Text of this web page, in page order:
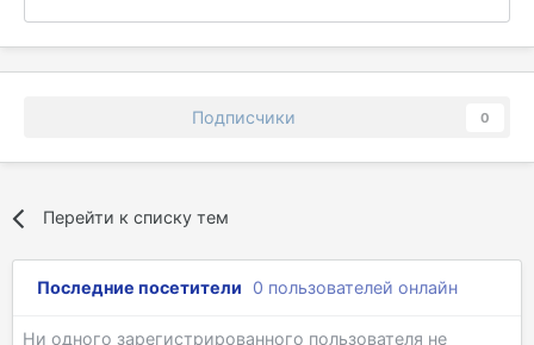
Подписчики 0
Перейти к списку тем
Последние посетители 0 пользователей онлайн
Ни одного зарегистрированного пользователя не